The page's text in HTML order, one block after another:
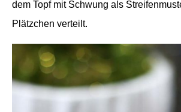
dem Topf mit Schwung als
Plätzchen verteilt.